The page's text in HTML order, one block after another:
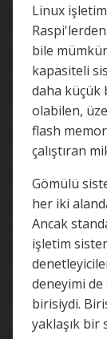
Linux
bile
kapasiteli
daha küçük
olabilen,
flash
çalıştıran
Gömülü
her iki
Ancak
işletim
deneyimi
birisiydi.
yaklaşık bir